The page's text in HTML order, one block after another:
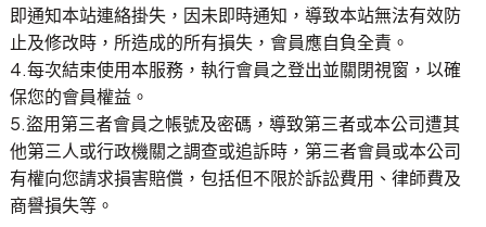
即通知本站連絡掛失，因未即時通知，導致本站無法有效防
止及修改時，所造成的所有損失，會員應自負全責。
4.每次結束使用本服務，執行會員之登出並關閉視窗，以確
保您的會員權益。
5.盜用第三者會員之帳號及密碼，導致第三者或本公司遭其
他第三人或行政機關之調查或追訴時，第三者會員或本公司
有權向您請求損害賠償，包括但不限於訴訟費用、律師費及
商譽損失等。